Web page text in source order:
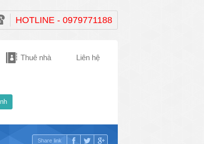
HOTLINE - 0979771188
Thuê nhà Liên hệ
Share link